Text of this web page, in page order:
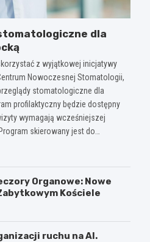
dla
z wyjątkowej inicjatywy
Nowoczesnej Stomatologii,
stomatologiczne dla
profilaktyczny będzie dostępny
wymagają wcześniejszej
skierowany jest do…
Organowe: Nowe
Kościele
ruchu na Al.